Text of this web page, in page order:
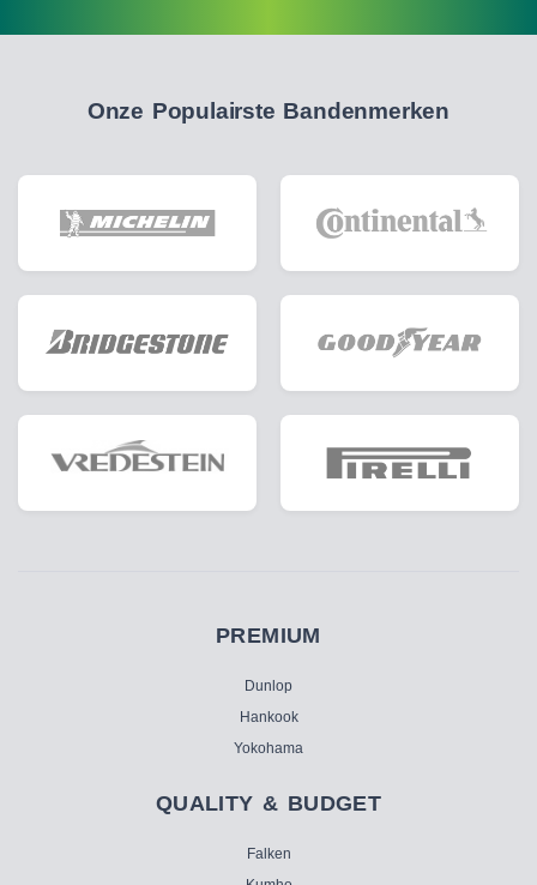
Onze Populairste Bandenmerken
PREMIUM
Dunlop
Hankook
Yokohama
QUALITY & BUDGET
Falken